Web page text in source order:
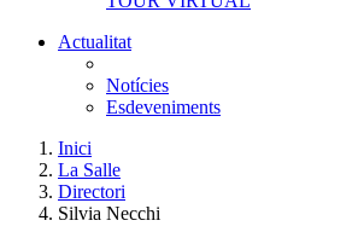
Actualitat
Notícies
Esdeveniments
Inici
La Salle
Directori
Silvia Necchi